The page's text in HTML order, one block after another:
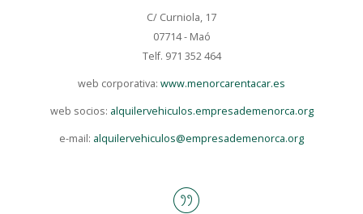
C/ Curniola, 17
07714 - Maó
Telf. 971 352 464
web corporativa: www.menorcarentacar.es
web socios: alquilervehiculos.empresademenorca.org
e-mail: alquilervehiculos@empresademenorca.org